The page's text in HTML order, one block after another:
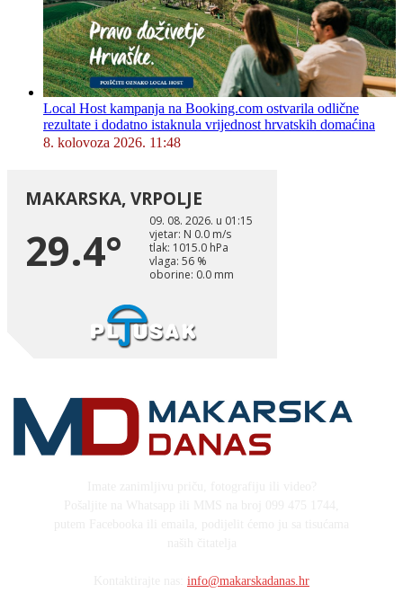
Local Host kampanja na Booking.com ostvarila odlične
rezultate i dodatno istaknula vrijednost hrvatskih domaćina
8. kolovoza 2026. 11:48
info@makarskadanas.hr